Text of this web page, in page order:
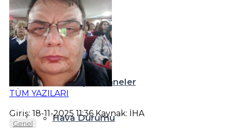
Resmi İlanlar
Diğer
Nöbetçi Eczaneler
Hava Durumu
TÜM YAZILARI
Giriş: 18-11-2025 11:36 Kaynak: İHA
Genel